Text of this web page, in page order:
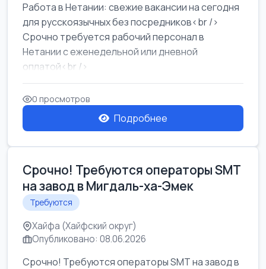
Работа в Нетании: свежие вакансии на сегодня
для русскоязычных без посредников<br />
Срочно требуется рабочий персонал в
Нетании с еженедельной или дневной
оплатой<br />
Свежие вакансии в Нетании дл...
0 просмотров
Подробнее
Срочно! Требуются операторы SMT
на завод в Мигдаль-ха-Эмек
Требуются
Хайфа (Хайфский округ)
Опубликовано: 08.06.2026
Срочно! Требуются операторы SMT на завод в